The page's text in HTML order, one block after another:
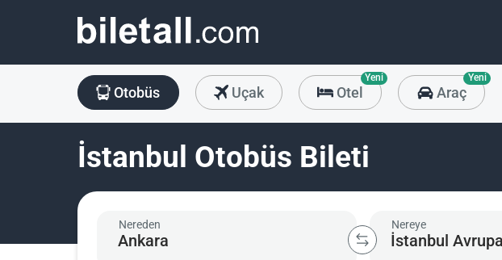
Otobüs Uçak Otel
Yeni
Araç
Yeni
İstanbul Otobüs Bileti
Nereden Nereye